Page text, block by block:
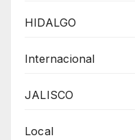
HIDALGO
Internacional
JALISCO
Local